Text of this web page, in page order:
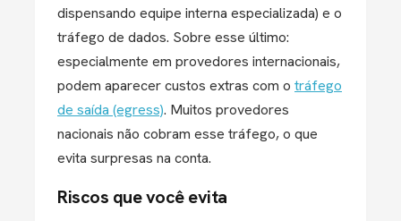
dispensando equipe interna especializada) e o
tráfego de dados. Sobre esse último:
especialmente em provedores internacionais,
podem aparecer custos extras com o tráfego
de saída (egress). Muitos provedores
nacionais não cobram esse tráfego, o que
evita surpresas na conta.
Riscos que você evita